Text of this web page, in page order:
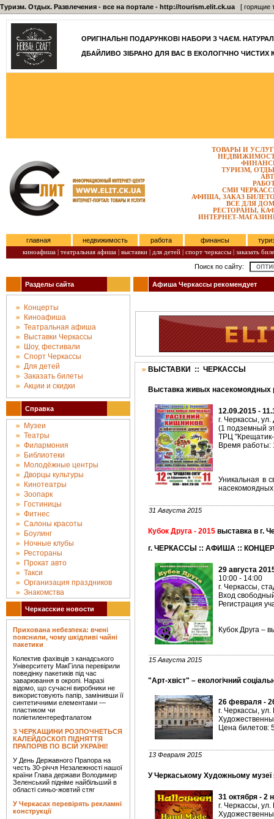
Туризм. Отдых. Развлечения - все на портале - http://tourism.elit.ck.ua [ горящие
ОРИГІНАЛЬНІ ПОДАРУНКОВІ НАБОРИ З ЧАЄМ.
ДБАЙЛИВО ЗІБРАНО ДЛЯ ВАС В ЕКОЛОГІЧНО ЧИСТИХ
ТОВАРЫ И
ТУРИЗМ,
СМИ
АФИША, ЗАКАЗ
ВСЕ ДЛЯ
РЕСТОРАНЫ,
ИНТЕРНЕТ-
главная недвижимость работа финансы
киноафиша | театральная афиша | выставки | для детей | спорт черкассы | заказать
Поиск по сайту:
Разделы сайта
Концерты
Киноафиша
Театральная афиша
Выставки Черкассы
Шоу, фестивали
Спорт Черкассы
Для детей
Заказать билеты
Акции и скидки
Справка
Музеи
Театры
Филармония
Библиотеки
Молодёжные центры
Дворцы культуры
Кинотеатры
Зоопарк
Гостиницы
Фитнес
Салоны красоты
Боулинг
Ночные клубы
Рестораны
Прокат авто
Такси
Организация праздников
Знакомства
Черкасские новости
Прихована небезпека: вчені
пояснили, чому шкідливі чайні
пакетики
Колектив фахівців з канадського
Університету МакГілла перевірили
поведінку пакетиків під час
заварювання в окропі. Наразі
відомо, що сучасні виробники не
використовують папір, замінивши її
синтетичними елементами —
пластиком чи
поліетилентерефталатом
З ЧЕРКАЩИНИ РОЗПОЧНЕТЬСЯ
КАЛЕЙДОСКОП ПІДНЯТТЯ
ПРАПОРІВ ПО ВСІЙ УКРАЇНІ!
У День Державного Прапора на
честь 30-річчя Незалежності нашої
країни Глава держави Володимир
Зеленський підніме найбільший в
області синьо-жовтий стяг
У Черкасах перевірять рекламні
конструкції
Афиша Черкассы рекомендует
ВЫСТАВКИ :: ЧЕРКАССЫ
Выставка живых насекомоядных
12.09.2015 -
г. Черкассы,
(1 подземный
ТРЦ
Время работы:
Уникальная в
31 Августа 2015
Кубок Друга - 2015 выставка в г.
г. ЧЕРКАССЫ :: АФИША ::
29 августа
10:00 - 14:00
г. Черкассы,
Вход
Регистрация
Кубок Друга –
15 Августа 2015
"Арт-хвіст" – екологічний
26 февраля -
г. Черкассы,
Цена билетов:
13 Февраля 2015
У Черкаському Художньому музеї
31 октября - 2
г. Черкассы,